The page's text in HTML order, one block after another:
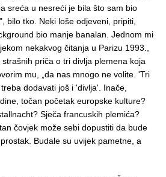
sreća u nesreći je bila što sam bio
bilo tko. Neki loše odjeveni, pripiti,
bio manje banalan. Jednom mi
nekakvog čitanja u Parizu 1993.,
priča o tri divlja plemena koja
mu, „da nas mnogo ne volite. 'Tri
dodavati još i 'divlja'. Inače,
točan početak europske kulture?
Sječa francuskih plemića?
čovjek može sebi dopustiti da bude
Budale su uvijek pametne, a